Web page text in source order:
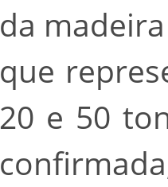
da
que
20 e 50